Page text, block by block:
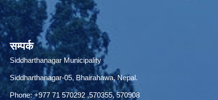
सम्पर्क
Siddharthanagar Municipality
Siddharthanagar-05, Bhairahawa, Nepal.
Phone:+977 71 570292,570355, 570908